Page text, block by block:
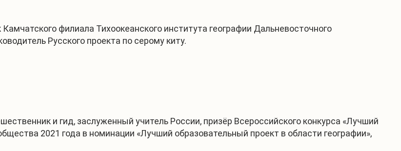
филиала Тихоокеанского института географии Дальневосточного
Русского проекта по серому киту.
и гид, заслуженный учитель России, призёр Всероссийского конкурса «Лучший
2021 года в номинации «Лучший образовательный проект в области географии»,